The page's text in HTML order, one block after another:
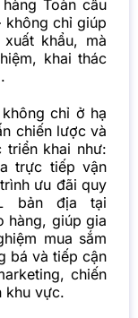
Toàn cầu
không chỉ giúp
khẩu, mà
khai thác
chỉ ở hạ
chiến lược và
triển khai như:
trực tiếp vận
ưu đãi quy
bản địa tại
hàng, giúp gia
mua sắm
bá và tiếp cận
chiến
khu vực.